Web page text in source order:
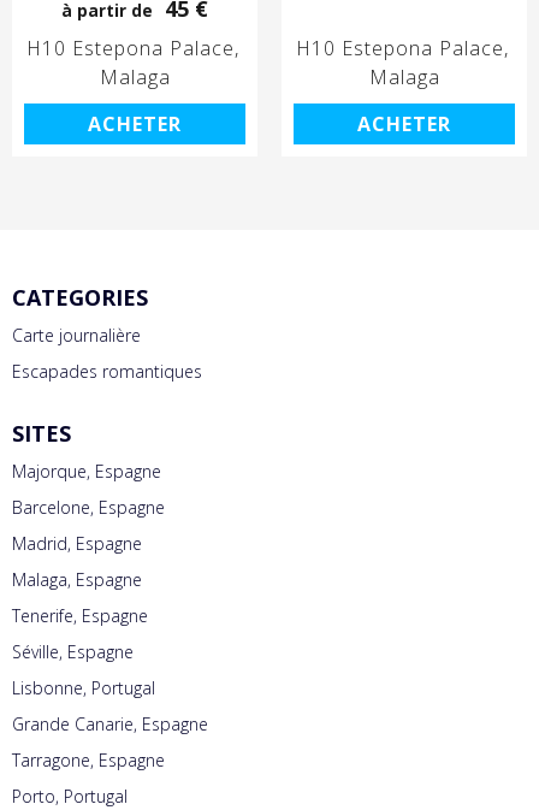
à partir de 45 €
H10 Estepona Palace
Malaga
ACHETER
H10 Estepona Palace
Malaga
ACHETER
CATEGORIES
Carte journalière
Escapades romantiques
SITES
Majorque, Espagne
Barcelone, Espagne
Madrid, Espagne
Malaga, Espagne
Tenerife, Espagne
Séville, Espagne
Lisbonne, Portugal
Grande Canarie, Espagne
Tarragone, Espagne
Porto, Portugal